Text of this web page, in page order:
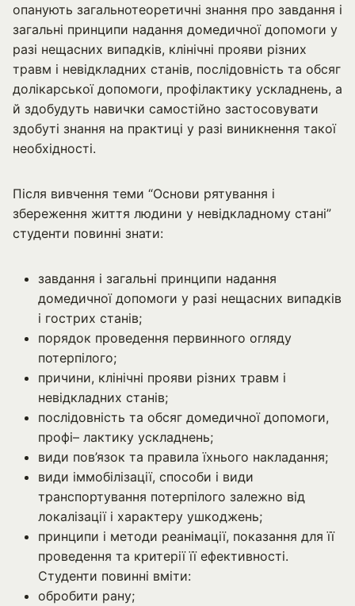
опанують загальнотеоретичні знання про завдання і
загальні принципи надання домедичної допомоги у
разі нещасних випадків, клінічні прояви різних
травм і невідкладних станів, послідовність та обсяг
долікарської допомоги, профілактику ускладнень, а
й здобудуть навички самостійно застосовувати
здобуті знання на практиці у разі виникнення такої
необхідності.
Після вивчення теми “Основи рятування і
збереження життя людини у невідкладному стані”
студенти повинні знати:
завдання і загальні принципи надання
домедичної допомоги у разі нещасних випадків
і гострих станів;
порядок проведення первинного огляду
потерпілого;
причини, клінічні прояви різних травм і
невідкладних станів;
послідовність та обсяг домедичної допомоги,
профі– лактику ускладнень;
види пов’язок та правила їхнього накладання;
види іммобілізації, способи і види
транспортування потерпілого залежно від
локалізації і характеру ушкоджень;
принципи і методи реанімації, показання для її
проведення та критерії її ефективності.
Студенти повинні вміти:
обробити рану;